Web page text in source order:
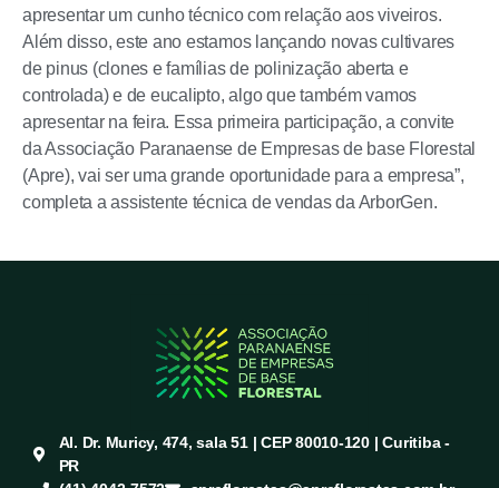
apresentar um cunho técnico com relação aos viveiros.
Além disso, este ano estamos lançando novas cultivares
de pinus (clones e famílias de polinização aberta e
controlada) e de eucalipto, algo que também vamos
apresentar na feira. Essa primeira participação, a convite
da Associação Paranaense de Empresas de base Florestal
(Apre), vai ser uma grande oportunidade para a empresa”,
completa a assistente técnica de vendas da ArborGen.
Al. Dr. Muricy, 474, sala 51 | CEP 80010-120 | Curitiba -
PR